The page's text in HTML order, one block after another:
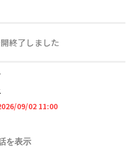
終了しました
日
09/02 11:002026年09月02日 11時
を表示